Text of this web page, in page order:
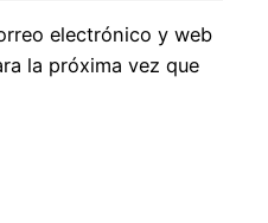
electrónico y web
la próxima vez que